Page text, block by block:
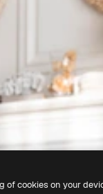
of cookies on your